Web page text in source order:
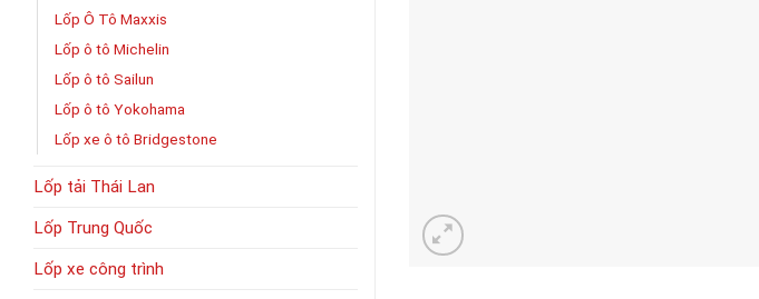
Lốp Ô Tô Maxxis
Lốp ô tô Michelin
Lốp ô tô Sailun
Lốp ô tô Yokohama
Lốp xe ô tô Bridgestone
Lốp tải Thái Lan
Lốp Trung Quốc
Lốp xe công trình